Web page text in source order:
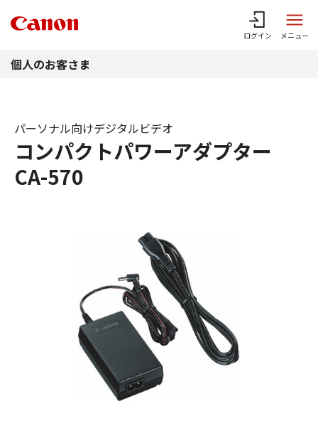
ログイン メニュー
個人のお客さま
コンパクトパワーアダプター
CA-570
パーソナル向けデジタルビデオ